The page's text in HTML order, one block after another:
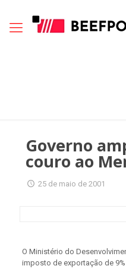
Governo
couro ao
25 de maio de 2001
O Ministério do
imposto de exportação de